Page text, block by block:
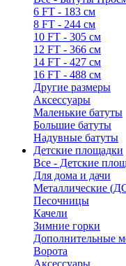
6 FT - 183 см
8 FT - 244 см
10 FT - 305 см
12 FT - 366 см
14 FT - 427 см
16 FT - 488 см
Другие размеры
Аксессуары
Маленькие батуты
Большие батуты
Надувные батуты
Детские площадки
Все - Детские
Для дома и дачи
Металлические
Песочницы
Качели
Зимние горки
Дополнительные
Ворота
Аксессуары